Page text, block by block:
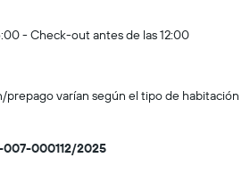
- Check-out antes de las 12:00
prepago varían según el tipo de habitación
000112/2025